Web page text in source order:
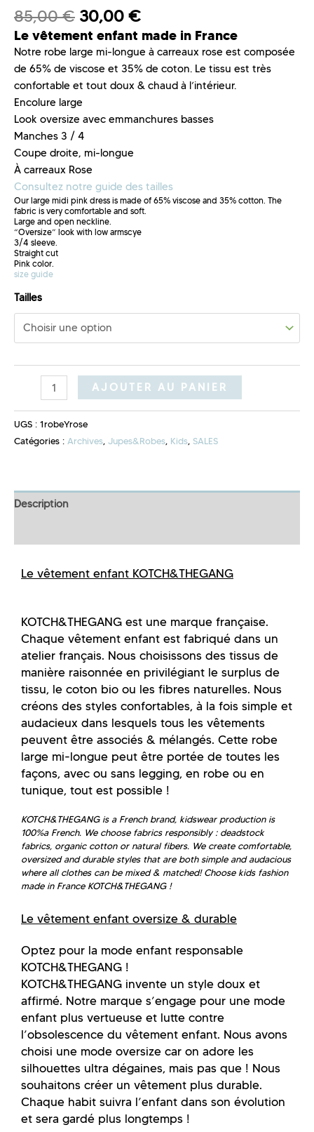
85,00€ 30,00 €
Le vêtement enfant made in France
Notre robe large mi-longue à carreaux rose est composée
de 65% de viscose et 35% de coton. Le tissu est très
confortable et tout doux & chaud à l’intérieur.
Encolure large
Look oversize avec emmanchures basses
Manches 3 / 4
Coupe droite, mi-longue
À carreaux Rose
Consultez notre guide des tailles
Our large midi pink dress is made of 65% viscose and 35% cotton. The
fabric is very comfortable and soft.
Large and open neckline.
“Oversize” look with low armscye
3/4 sleeve.
Straight cut
Pink color.
size guide
Tailles
AJOUTER AU PANIER
UGS : 1robeYrose
Catégories : Archives, Jupes&Robes, Kids, SALES
Description
Le vêtement enfant KOTCH&THEGANG
KOTCH&THEGANG est une marque française.
Chaque vêtement enfant est fabriqué dans un
atelier français. Nous choisissons des tissus de
manière raisonnée en privilégiant le surplus de
tissu, le coton bio ou les fibres naturelles. Nous
créons des styles confortables, à la fois simple et
audacieux dans lesquels tous les vêtements
peuvent être associés & mélangés. Cette robe
large mi-longue peut être portée de toutes les
façons, avec ou sans legging, en robe ou en
tunique, tout est possible !
KOTCH&THEGANG is a French brand, kidswear production is
100%a French. We choose fabrics responsibly : deadstock
fabrics, organic cotton or natural fibers. We create comfortable,
oversized and durable styles that are both simple and audacious
where all clothes can be mixed & matched!Choose kids fashion
made in France KOTCH&THEGANG !
Le vêtement enfant oversize & durable
Optez pour la mode enfant responsable
KOTCH&THEGANG !
KOTCH&THEGANG invente un style doux et
affirmé. Notre marque s’engage pour une mode
enfant plus vertueuse et lutte contre
l’obsolescence du vêtement enfant. Nous avons
choisi une mode oversize car on adore les
silhouettes ultra dégaines, mais pas que ! Nous
souhaitons créer un vêtement plus durable.
Chaque habit suivra l’enfant dans son évolution
et sera gardé plus longtemps !